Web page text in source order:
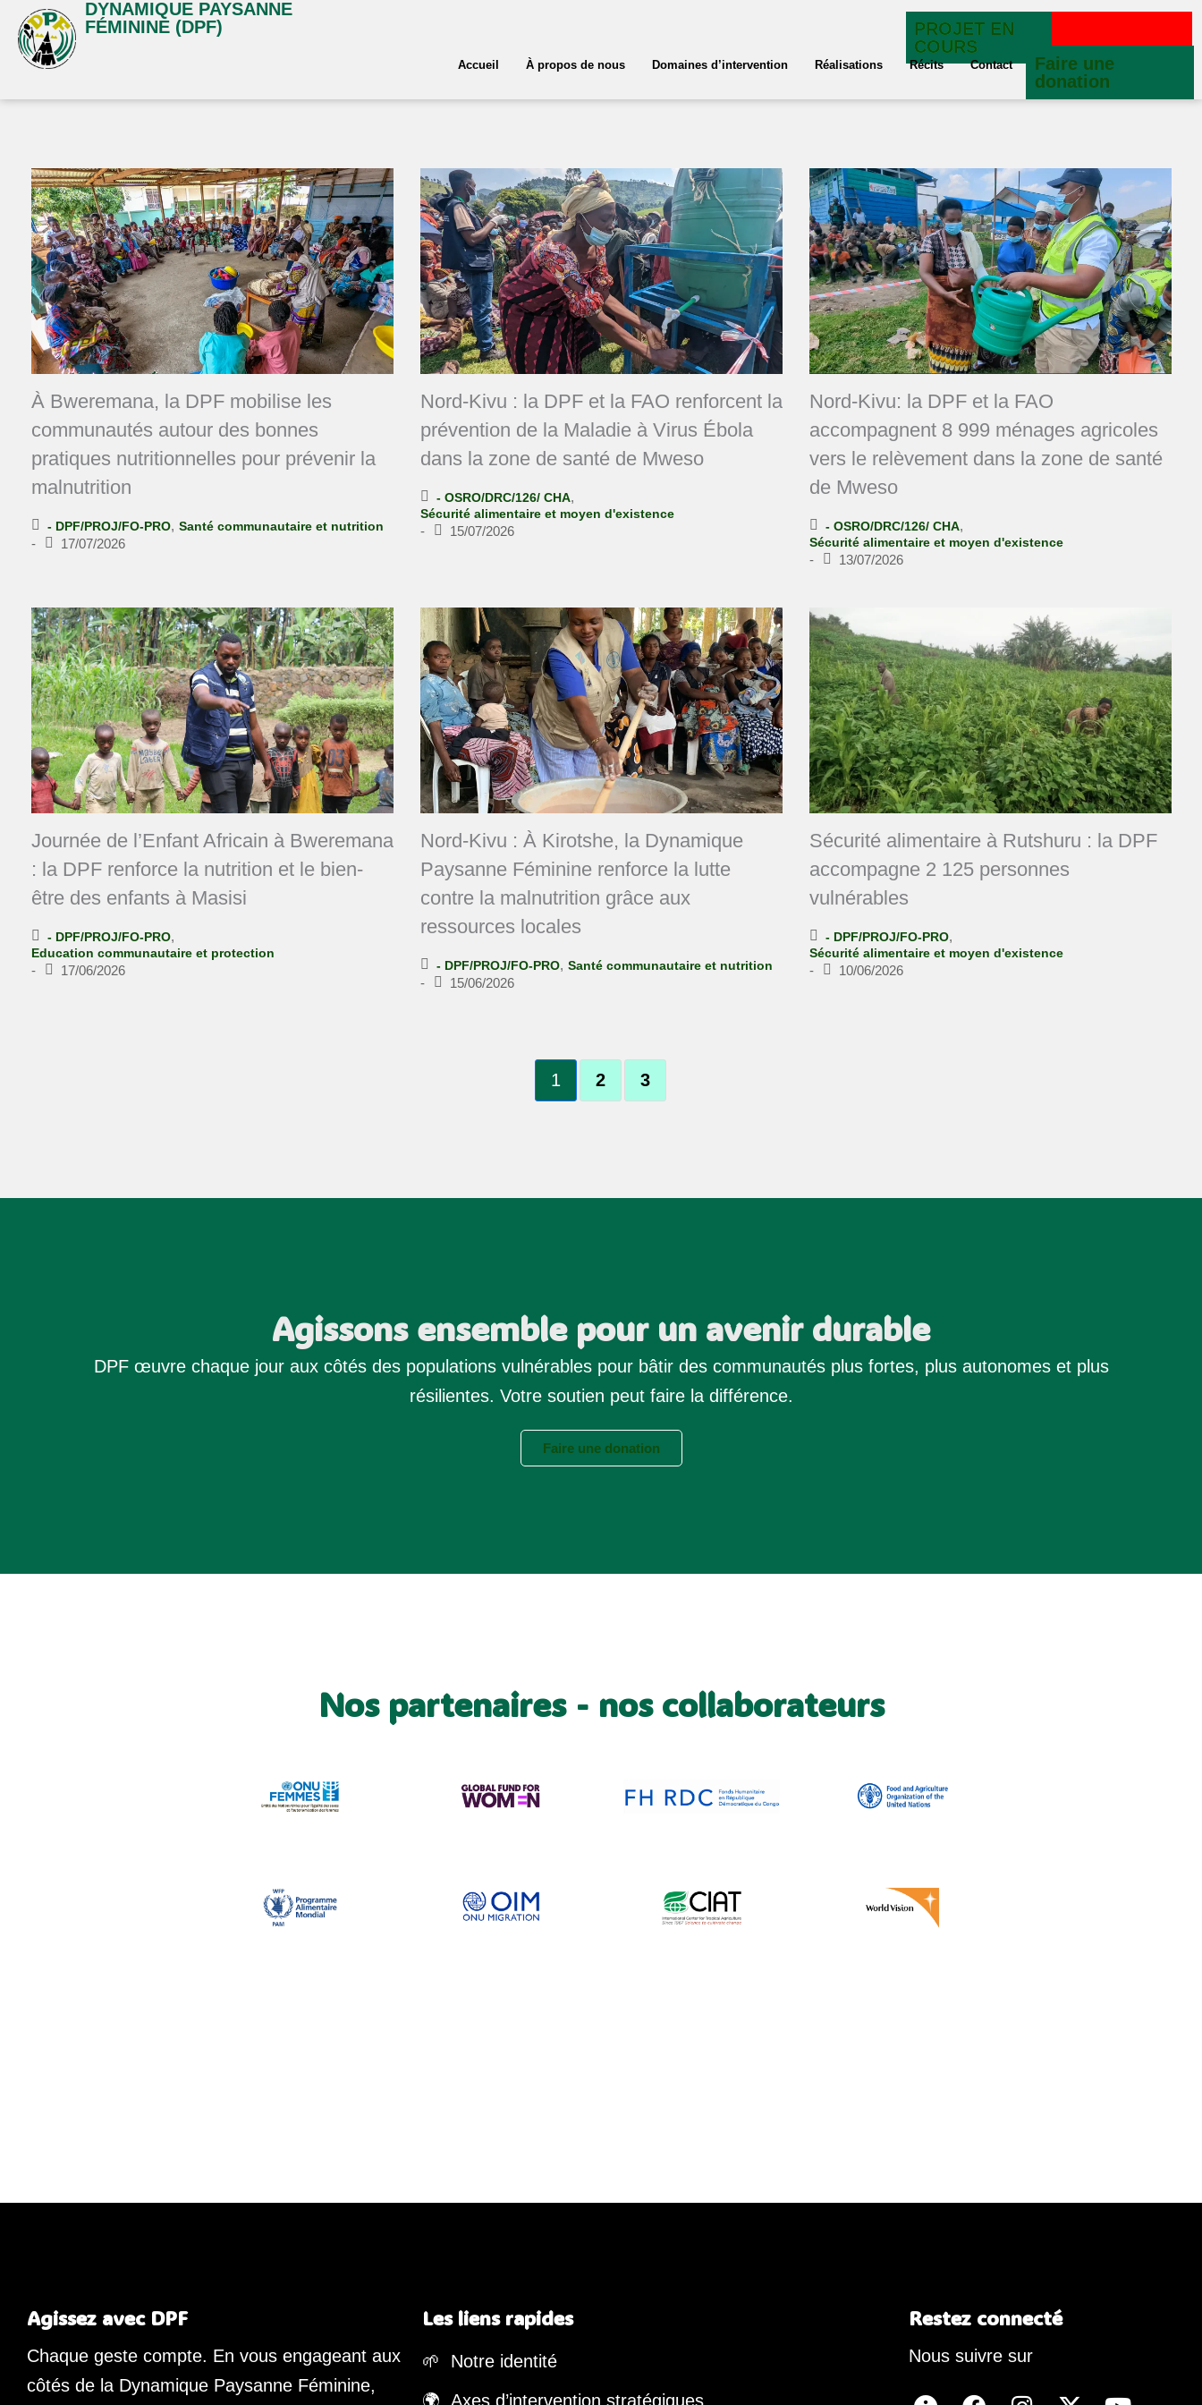
Aller
au
contenu
DYNAMIQUE PAYSANNE
FÉMININE (DPF)
PROJET EN
COURS
Accueil À propos de nous Domaines d’intervention Réalisations Récits Contact
Faire une
donation
À Bweremana, la DPF mobilise les
communautés autour des bonnes
pratiques nutritionnelles pour prévenir la
malnutrition
- DPF/PROJ/FO-PRO, Santé communautaire et nutrition
- 17/07/2026
Nord-Kivu : la DPF et la FAO renforcent la
prévention de la Maladie à Virus Ébola
dans la zone de santé de Mweso
- OSRO/DRC/126/ CHA,
Sécurité alimentaire et moyen d'existence
- 15/07/2026
Nord-Kivu: la DPF et la FAO
accompagnent 8 999 ménages agricoles
vers le relèvement dans la zone de santé
de Mweso
- OSRO/DRC/126/ CHA,
Sécurité alimentaire et moyen d'existence
- 13/07/2026
Journée de l’Enfant Africain à Bweremana
: la DPF renforce la nutrition et le bien-
être des enfants à Masisi
- DPF/PROJ/FO-PRO,
Education communautaire et protection
- 17/06/2026
Nord-Kivu : À Kirotshe, la Dynamique
Paysanne Féminine renforce la lutte
contre la malnutrition grâce aux
ressources locales
- DPF/PROJ/FO-PRO, Santé communautaire et nutrition
- 15/06/2026
Sécurité alimentaire à Rutshuru : la DPF
accompagne 2 125 personnes
vulnérables
- DPF/PROJ/FO-PRO,
Sécurité alimentaire et moyen d'existence
- 10/06/2026
1 2 3
Agissons ensemble pour un avenir durable
DPF œuvre chaque jour aux côtés des populations vulnérables pour bâtir des communautés plus fortes, plus autonomes et plus
résilientes. Votre soutien peut faire la différence.
Faire une donation
Nos partenaires - nos collaborateurs
Agissez avec DPF
Chaque geste compte. En vous engageant aux
côtés de la Dynamique Paysanne Féminine,
Les liens rapides
🌱 Notre identité
🌍 Axes d’intervention stratégiques
Restez connecté
Nous suivre sur